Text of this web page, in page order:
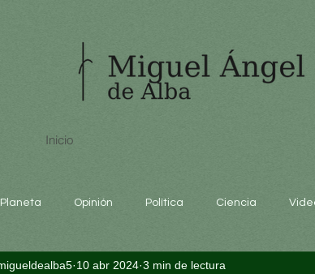
Inicio
Opinión Política Ciencia
Educación educación
10 abr 2024 3 min de lectura